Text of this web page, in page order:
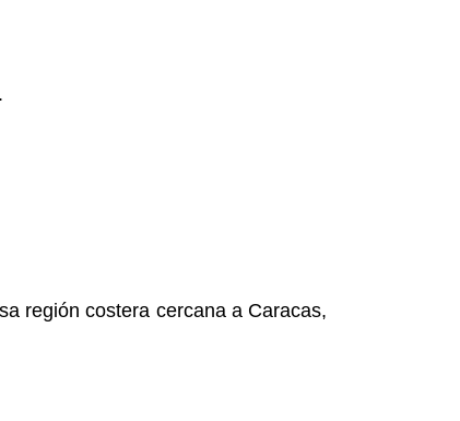
región costera cercana a Caracas,